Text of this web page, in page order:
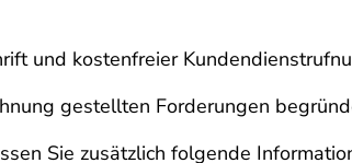
und kostenfreier
gestellten Forderungen
Sie zusätzlich folgende